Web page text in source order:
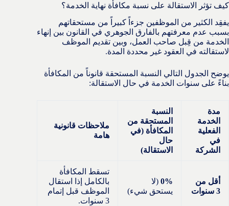
كيف تؤثر الاستقالة على نسبة مكافأة نهاية الخدمة؟
يفقِد الكثير من الموظفين جزءاً كبيراً من مستحقاتهم
بسبب عدم معرفتهم بالفارق الجوهري في القانون بين إنهاء
الخدمة من قِبل صاحب العمل، وبين تقديم الموظف
لاستقالته في العقود غير محددة المدة.
يوضح الجدول التالي النسبة المستحقة قانوناً من المكافأة
بناءً على سنوات الخدمة في حال الاستقالة:
مدة
الخدمة
الفعلية
في
الشركة
النسبة
المستحقة من
المكافأة (في
حال
الاستقالة)
ملاحظات قانونية
هامة
أقل من
3 سنوات
0% (لا
يستحق شيء)
تسقط المكافأة
بالكامل إذا استقال
الموظف قبل إتمام
3 سنوات.